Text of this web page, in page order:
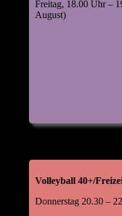
Freitag, 18.00 Uhr –
August)
Volleyball 40+/
Donnerstag 20.30 –